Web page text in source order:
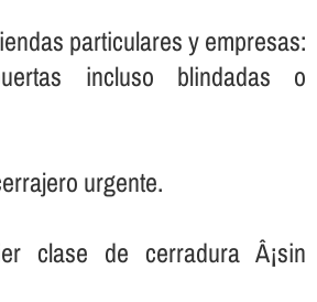
particulares y empresas:
incluso blindadas o
urgente.
clase de cerradura Â¡sin